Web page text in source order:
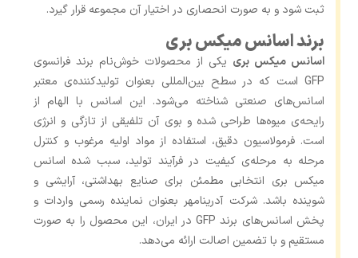
ثبت شود و به‌ صورت انحصاری در اختیار آن مجموعه قرار گیرد.
برند اسانس میکس بری
اسانس میکس بری یکی از محصولات خوش‌نام برند فرانسوی
GFP است که در سطح بین‌المللی بعنوان تولیدکننده‌ی معتبر
اسانس‌های صنعتی شناخته می‌شود. این اسانس با الهام از
رایحه‌ی میوه‌ها طراحی شده و بوی آن تلفیقی از تازگی و انرژی
است. فرمولاسیون دقیق، استفاده از مواد اولیه مرغوب و کنترل
مرحله ‌به‌ مرحله‌ی کیفیت در فرآیند تولید، سبب شده اسانس
میکس بری انتخابی مطمئن برای صنایع بهداشتی، آرایشی و
شوینده باشد. شرکت آدرینامهر بعنوان نماینده رسمی واردات و
پخش اسانس‌های برند GFP در ایران، این محصول را به‌ صورت
مستقیم و با تضمین اصالت ارائه می‌دهد.